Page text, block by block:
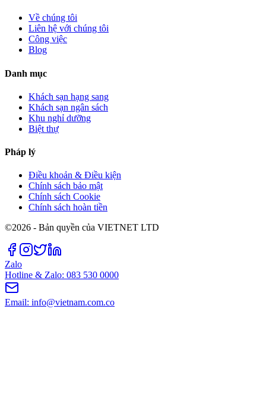
Về chúng tôi
Liên hệ với chúng tôi
Công việc
Blog
Danh mục
Khách sạn hạng sang
Khách sạn ngân sách
Khu nghỉ dưỡng
Biệt thự
Pháp lý
Điều khoản & Điều kiện
Chính sách bảo mật
Chính sách Cookie
Chính sách hoàn tiền
©2026 - Bản quyền của VIETNET LTD
Zalo
Hotline & Zalo: 083 530 0000
Email: info@vietnam.com.co